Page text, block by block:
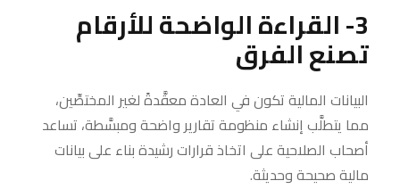
3- القراءة الواضحة للأرقام
تصنع الفرق
البيانات المالية تكون في العادة معقَّدةً لغير المختصِّين،
مما يتطلَّب إنشاء منظومة تقارير واضحة ومبسَّطة، تساعد
أصحاب الصلاحية على اتخاذ قرارات رشيدة بناء على بيانات
مالية صحيحة وحديثة.